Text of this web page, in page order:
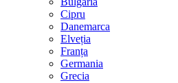
Cipru
Danemarca
Elveția
Franța
Germania
Grecia